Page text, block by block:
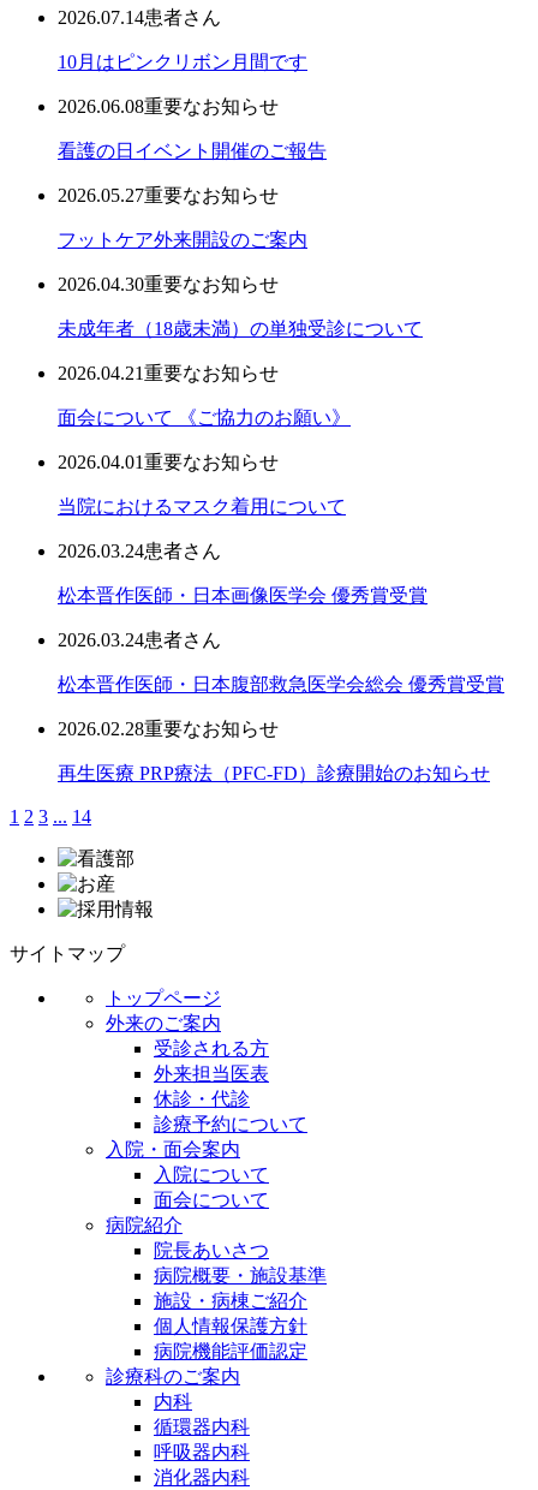
2026.07.14患者さん
10月はピンクリボン月間です
2026.06.08重要なお知らせ
看護の日イベント開催のご報告
2026.05.27重要なお知らせ
フットケア外来開設のご案内
2026.04.30重要なお知らせ
未成年者（18歳未満）の単独受診について
2026.04.21重要なお知らせ
面会について 《ご協力のお願い》
2026.04.01重要なお知らせ
当院におけるマスク着用について
2026.03.24患者さん
松本晋作医師・日本画像医学会 優秀賞受賞
2026.03.24患者さん
松本晋作医師・日本腹部救急医学会総会 優秀賞受賞
2026.02.28重要なお知らせ
再生医療 PRP療法（PFC-FD）診療開始のお知らせ
1 2 3 ... 14
サイトマップ
トップページ
外来のご案内
受診される方
外来担当医表
休診・代診
診療予約について
入院・面会案内
入院について
面会について
病院紹介
院長あいさつ
病院概要・施設基準
施設・病棟ご紹介
個人情報保護方針
病院機能評価認定
診療科のご案内
内科
循環器内科
呼吸器内科
消化器内科